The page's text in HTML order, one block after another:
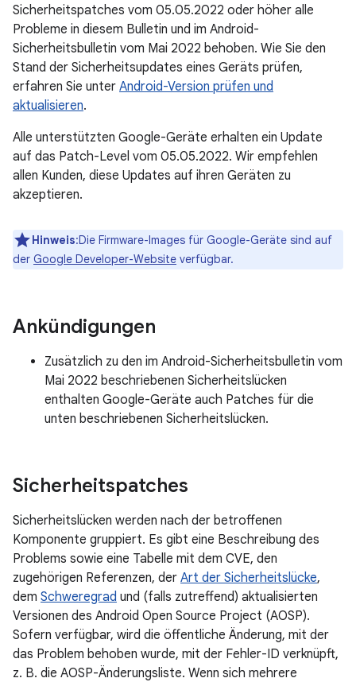
Sicherheitspatches vom 05.05.2022 oder höher alle
Probleme in diesem Bulletin und im Android-
Sicherheitsbulletin vom Mai 2022 behoben. Wie Sie den
Stand der Sicherheitsupdates eines Geräts prüfen,
erfahren Sie unter Android-Version prüfen und
aktualisieren.
Alle unterstützten Google-Geräte erhalten ein Update
auf das Patch-Level vom 05.05.2022. Wir empfehlen
allen Kunden, diese Updates auf ihren Geräten zu
akzeptieren.
Hinweis:Die Firmware-Images für Google-Geräte sind auf
der Google Developer-Website verfügbar.
Ankündigungen
Zusätzlich zu den im Android-Sicherheitsbulletin vom
Mai 2022 beschriebenen Sicherheitslücken
enthalten Google-Geräte auch Patches für die
unten beschriebenen Sicherheitslücken.
Sicherheitspatches
Sicherheitslücken werden nach der betroffenen
Komponente gruppiert. Es gibt eine Beschreibung des
Problems sowie eine Tabelle mit dem CVE, den
zugehörigen Referenzen, der Art der Sicherheitslücke,
dem Schweregrad und (falls zutreffend) aktualisierten
Versionen des Android Open Source Project (AOSP).
Sofern verfügbar, wird die öffentliche Änderung, mit der
das Problem behoben wurde, mit der Fehler-ID verknüpft,
z. B. die AOSP-Änderungsliste. Wenn sich mehrere